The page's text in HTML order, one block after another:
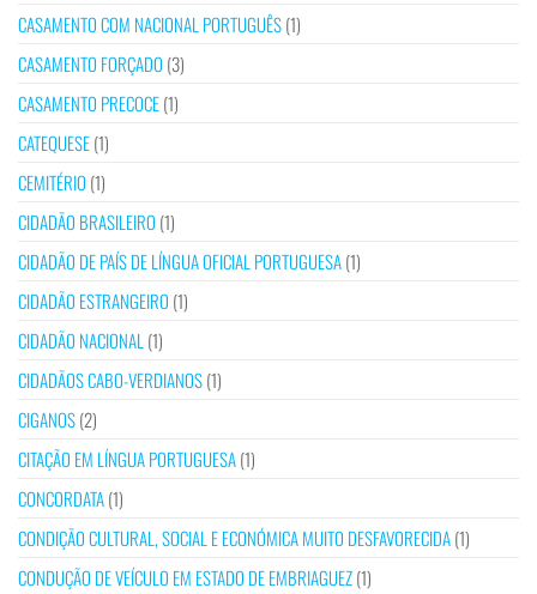
CASAMENTO COM NACIONAL PORTUGUÊS(1)
CASAMENTO FORÇADO (3)
CASAMENTO PRECOCE(1)
CATEQUESE(1)
CEMITÉRIO (1)
CIDADÃO BRASILEIRO (1)
CIDADÃO DE PAÍS DE LÍNGUA OFICIAL PORTUGUESA(1)
CIDADÃO ESTRANGEIRO (1)
CIDADÃO NACIONAL (1)
CIDADÃOS CABO-VERDIANOS(1)
CIGANOS(2)
CITAÇÃO EM LÍNGUA PORTUGUESA(1)
CONCORDATA(1)
CONDIÇÃO CULTURAL, SOCIAL E ECONÓMICA MUITO DESFAVORECIDA(1)
CONDUÇÃO DE VEÍCULO EM ESTADO DE EMBRIAGUEZ(1)